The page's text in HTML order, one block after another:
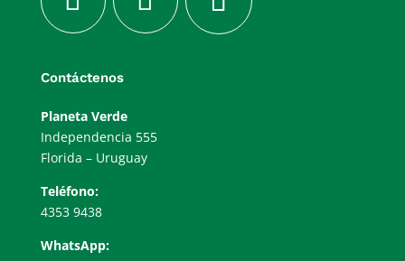
Contáctenos
Planeta Verde
Independencia 555
Florida – Uruguay
Teléfono:
4353 9438
WhatsApp: